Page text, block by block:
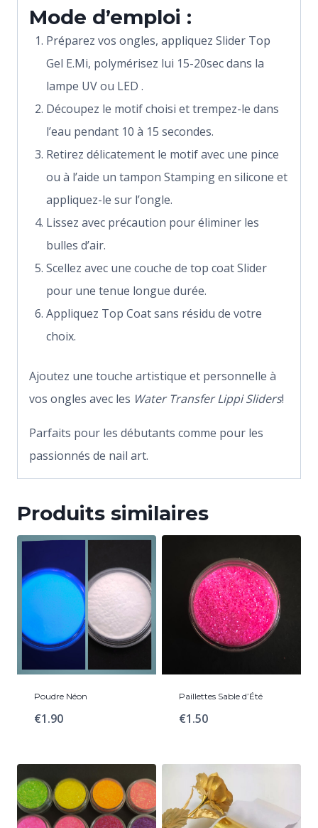
Mode d’emploi :
Préparez vos ongles, appliquez Slider Top
Gel E.Mi, polymérisez lui 15-20sec dans la
lampe UV ou LED .
Découpez le motif choisi et trempez-le dans
l’eau pendant 10 à 15 secondes.
Retirez délicatement le motif avec une pince
ou à l’aide un tampon Stamping en silicone et
appliquez-le sur l’ongle.
Lissez avec précaution pour éliminer les
bulles d’air.
Scellez avec une couche de top coat Slider
pour une tenue longue durée.
Appliquez Top Coat sans résidu de votre
choix.
Ajoutez une touche artistique et personnelle à
vos ongles avec les Water Transfer Lippi Sliders!
Parfaits pour les débutants comme pour les
passionnés de nail art.
Produits similaires
Poudre Néon
€1.90
Paillettes Sable d’Été
€1.50